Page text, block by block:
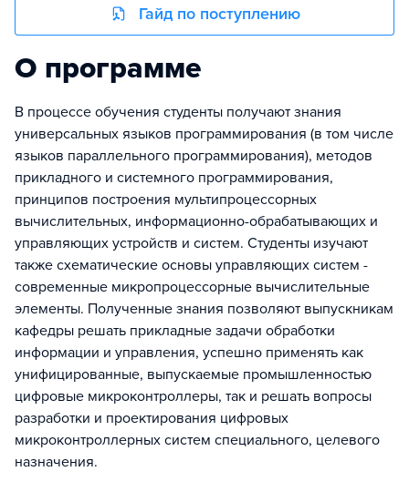
Гайд по поступлению
О программе
В процессе обучения студенты получают знания
универсальных языков программирования (в том числе
языков параллельного программирования), методов
прикладного и системного программирования,
принципов построения мультипроцессорных
вычислительных, информационно-обрабатывающих и
управляющих устройств и систем. Студенты изучают
также схематические основы управляющих систем -
современные микропроцессорные вычислительные
элементы. Полученные знания позволяют выпускникам
кафедры решать прикладные задачи обработки
информации и управления, успешно применять как
унифицированные, выпускаемые промышленностью
цифровые микроконтроллеры, так и решать вопросы
разработки и проектирования цифровых
микроконтроллерных систем специального, целевого
назначения.